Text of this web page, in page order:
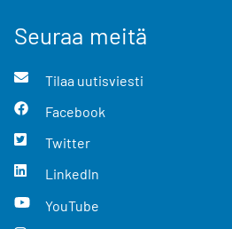
Seuraa meitä
Tilaa uutisviesti
Facebook
Twitter
LinkedIn
YouTube